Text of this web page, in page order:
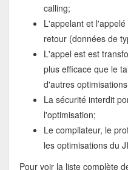
calling;
L'appelant et
retour (données de
L'appel est est
plus efficace que le
d'autres
La sécurité interdit
l'optimisation;
Le compilateur, le
les optimisations du
Pour voir la liste complète